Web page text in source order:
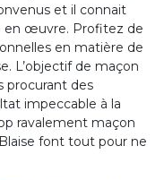
et il connait
en œuvre. Profitez de
en matière de
L’objectif de maçon
procurant des
impeccable à la
ravalement maçon
font tout pour ne